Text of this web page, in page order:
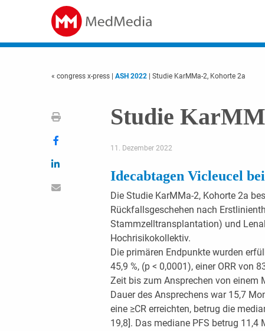
« congress x-press ASH 2022 | Studie KarMMa-2, Kohorte 2a
Studie
11. Dezember 2022
Idecabtagen Vicleucel
Die Studie KarMMa-2, Kohorte 2a
Rückfallsgeschehen nach
Stammzelltransplantation) und
Hochrisikokollektiv.
Die primären Endpunkte wurden
45,9 %, (p < 0,0001), einer ORR von
Zeit bis zum Ansprechen von einem
Dauer des Ansprechens war 15,7
eine ≥CR erreichten, betrug die
19,8]. Das mediane PFS betrug 11,4